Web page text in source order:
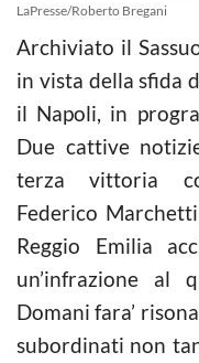
LaPresse/Roberto Bregani
Archiviato il
in vista della sfida
il Napoli, in
Due cattive
terza vittoria
Federico
Reggio Emilia
un’infrazione al
Domani fara’
subordinati non